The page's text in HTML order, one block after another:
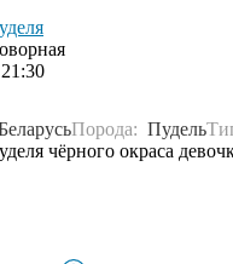
Порода: Пудель
чёрного окраса